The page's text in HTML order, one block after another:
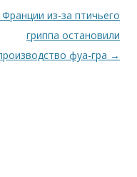
из-за птичьего
гриппа остановили
фуа-гра →